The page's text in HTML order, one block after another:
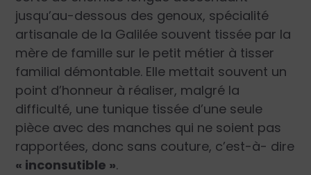
jusqu’au-dessous des genoux, spécialité
artisanale de la Galilée souvent tissée par la
mère de famille sur le petit métier à tisser
familial démontable. Elle mettait souvent un
point d’honneur à réaliser, malgré la
difficulté, une tunique tissée d’une seule
pièce avec des manches qui ne soient pas
rapportées, donc sans couture, c’est-à- dire
« inconsutible ».